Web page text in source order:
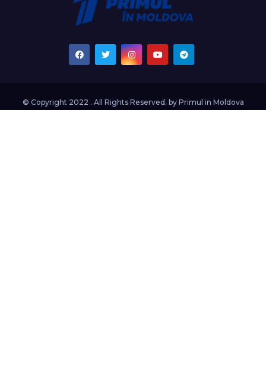
© Copyright 2022 . All Rights Reserved. by Primul in Moldova